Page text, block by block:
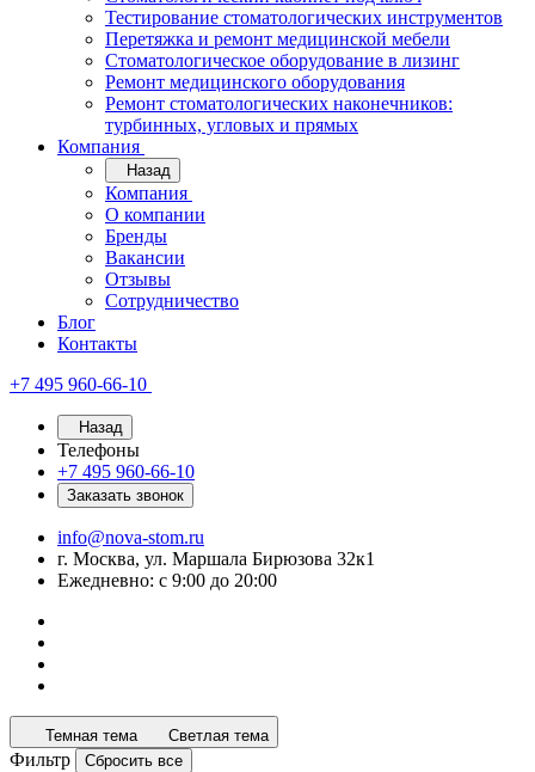
Тестирование стоматологических инструментов
Перетяжка и ремонт медицинской мебели
Стоматологическое оборудование в лизинг
Ремонт медицинского оборудования
Ремонт стоматологических наконечников:
турбинных, угловых и прямых
Компания
Назад
Компания
О компании
Бренды
Вакансии
Отзывы
Сотрудничество
Блог
Контакты
+7 495 960-66-10
Назад
Телефоны
+7 495 960-66-10
Заказать звонок
info@nova-stom.ru
г. Москва, ул. Маршала Бирюзова 32к1
Ежедневно: с 9:00 до 20:00
Темная тема Светлая тема
Фильтр Сбросить все